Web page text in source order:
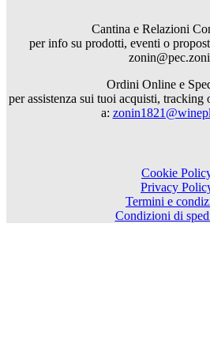
Cantina e Relazioni
per info su prodotti, eventi o
Ordini Online e
per assistenza sui tuoi acquisti,
a:
Cookie
Privacy
Termini e
Condizioni di